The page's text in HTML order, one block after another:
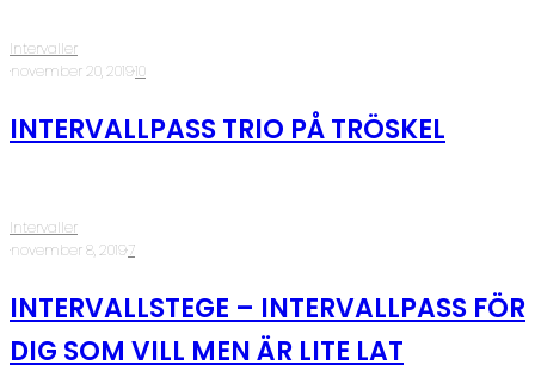
Intervaller
·november 20, 2019·10
INTERVALLPASS TRIO PÅ TRÖSKEL
Intervaller
·november 8, 2019·7
INTERVALLSTEGE – INTERVALLPASS FÖR
DIG SOM VILL MEN ÄR LITE LAT